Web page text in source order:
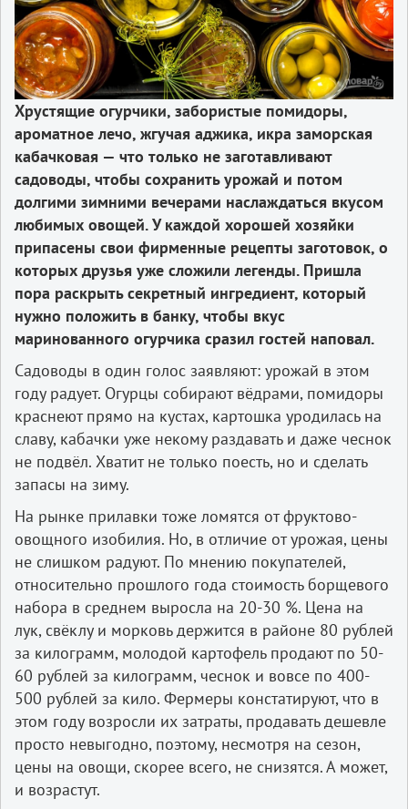
Хрустящие огурчики, забористые помидоры,
ароматное лечо, жгучая аджика, икра заморская
кабачковая — что только не заготавливают
садоводы, чтобы сохранить урожай и потом
долгими зимними вечерами наслаждаться вкусом
любимых овощей. У каждой хорошей хозяйки
припасены свои фирменные рецепты заготовок, о
которых друзья уже сложили легенды. Пришла
пора раскрыть секретный ингредиент, который
нужно положить в банку, чтобы вкус
маринованного огурчика сразил гостей наповал.
Садоводы в один голос заявляют: урожай в этом
году радует. Огурцы собирают вёдрами, помидоры
краснеют прямо на кустах, картошка уродилась на
славу, кабачки уже некому раздавать и даже чеснок
не подвёл. Хватит не только поесть, но и сделать
запасы на зиму.
На рынке прилавки тоже ломятся от фруктово-
овощного изобилия. Но, в отличие от урожая, цены
не слишком радуют. По мнению покупателей,
относительно прошлого года стоимость борщевого
набора в среднем выросла на 20-30 %. Цена на
лук, свёклу и морковь держится в районе 80 рублей
за килограмм, молодой картофель продают по 50-
60 рублей за килограмм, чеснок и вовсе по 400-
500 рублей за кило. Фермеры констатируют, что в
этом году возросли их затраты, продавать дешевле
просто невыгодно, поэтому, несмотря на сезон,
цены на овощи, скорее всего, не снизятся. А может,
и возрастут.